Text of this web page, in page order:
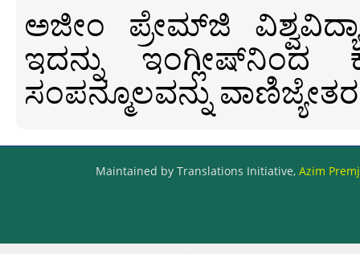
ಅಜೀಂ ಪ್ರೇಮ್‍ಜಿ
ಇದನ್ನು ಇಂಗ್ಲೀಷ್‍ನಿಂದ
ಸಂಪನ್ಮೂಲವನ್ನು
Maintained by Translations Initiative, Azim